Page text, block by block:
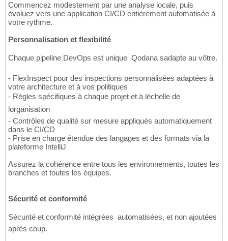
Commencez modestement par une analyse locale, puis
évoluez vers une application CI/CD entièrement automatisée à
votre rythme.
Personnalisation et flexibilité
Chaque pipeline DevOps est unique  Qodana sadapte au vôtre.
- FlexInspect pour des inspections personnalisées adaptées à
votre architecture et à vos politiques
- Règles spécifiques à chaque projet et à léchelle de
lorganisation
- Contrôles de qualité sur mesure appliqués automatiquement
dans le CI/CD
- Prise en charge étendue des langages et des formats via la
plateforme IntelliJ
Assurez la cohérence entre tous les environnements, toutes les
branches et toutes les équipes.
Sécurité et conformité
Sécurité et conformité intégrées  automatisées, et non ajoutées
après coup.